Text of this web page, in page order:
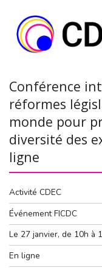
content
Conférence
réformes
monde pour
diversité des
ligne
Activité CDEC
Événement FICDC
Le 27 janvier, de 10h à
En ligne